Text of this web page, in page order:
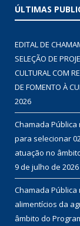
ÚLTIMAS
EDITAL DE
SELEÇÃO DE
CULTURAL COM
DE FOMENTO À
2026
Chamada Pública
para selecionar
atuação no
9 de julho de 2026
Chamada Pública
alimentícios da
âmbito do